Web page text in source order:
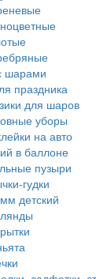
шарами
праздника
для шаров
уборы
на авто
в баллоне
пузыри
гудки
детский